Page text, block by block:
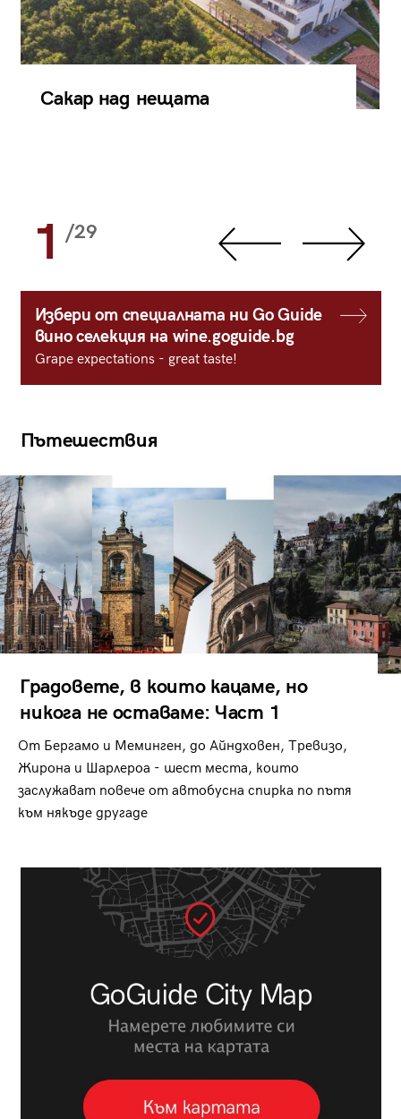
Сакар над нещата
1 /29
Избери от специалната ни Go Guide
вино селекция на wine.goguide.bg
Grape expectations - great taste!
Пътешествия
Градовете, в които кацаме, но
никога не оставаме: Част 1
От Бергамо и Меминген, до Айндховен, Тревизо,
Жирона и Шарлероа - шест места, които
заслужават повече от автобусна спирка по пътя
към някъде другаде